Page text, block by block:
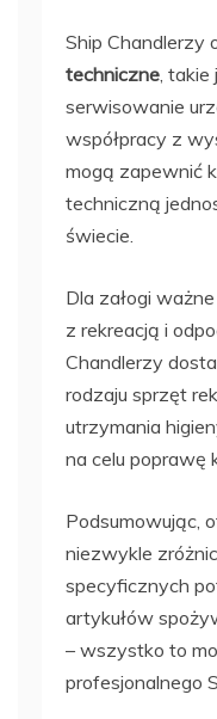
Ship Chandlerzy
techniczne ,
serwisowanie
współpracy z
mogą zapewnić
techniczną
świecie.
Dla załogi
z rekreacją i
Chandlerzy
rodzaju sprzęt
utrzymania
na celu poprawę
Podsumowując,
niezwykle
specyficznych
artykułów
– wszystko to
profesjonalnego